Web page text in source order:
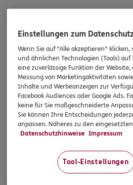
Kfz-Versicherung
Krankenversicherung
Versicherungen für den privaten
Versicherungen für
Hilfe & Services
E-Mail schreiben
Schaden melden
Einstellungen zum
Wenn Sie auf "Alle akzeptieren"
und ähnlichen Technologien (Tools)
eine zuverlässige Funktion der
Messung von Marketingaktivitäten
Inhalte und Werbeanzeigen zur
Facebook Audiences oder Google Ads.
keine für Sie maßgeschneiderte
Sie können Ihre Entscheidungen
anpassen. Näheres zu den
Datenschutzhinweise Impressum
Tool-Einstellungen